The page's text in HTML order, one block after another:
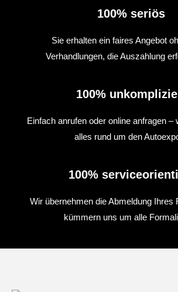
100% seriös
Sie erhalten ein faires Angebot
Verhandlungen, die Auszahlung
100%
Einfach anrufen oder online anfragen –
alles rund um den
100%
Wir übernehmen die Abmeldung Ihres
kümmern uns um alle